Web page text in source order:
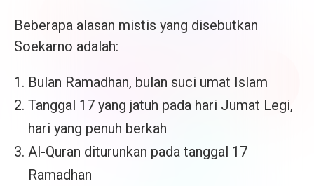
Beberapa alasan mistis yang disebutkan
Soekarno adalah:
Bulan Ramadhan, bulan suci umat Islam
Tanggal 17 yang jatuh pada hari Jumat Legi,
hari yang penuh berkah
Al-Quran diturunkan pada tanggal 17
Ramadhan